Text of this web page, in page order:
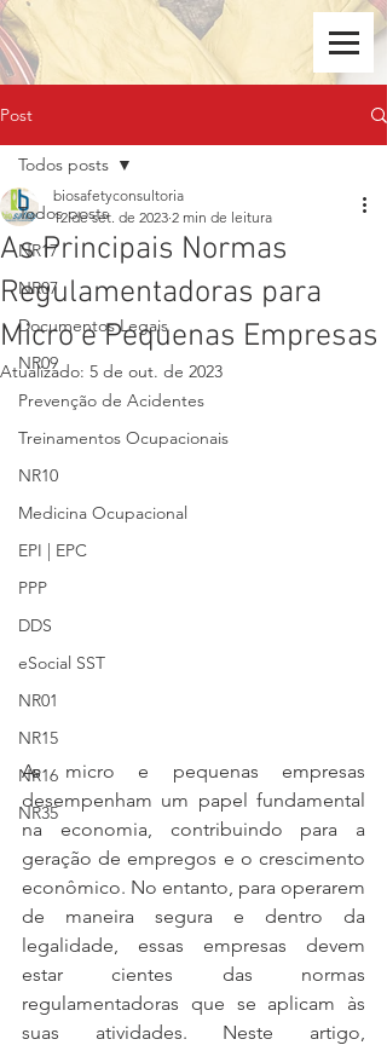
Post
Todos posts
NR17
NR07
Documentos Legais
NR09
Prevenção de Acidentes
Treinamentos Ocupacionais
NR10
Medicina Ocupacional
EPI | EPC
PPP
DDS
eSocial SST
NR01
NR15
NR16
NR35
Todos posts
As Principais Normas
Regulamentadoras para
Micro e Pequenas Empresas
biosafetyconsultoria
12 de set. de 2023 2 min de leitura
Atualizado: 5 de out. de 2023
As micro e pequenas empresas
desempenham um papel fundamental
na economia, contribuindo para a
geração de empregos e o crescimento
econômico. No entanto, para operarem
de maneira segura e dentro da
legalidade, essas empresas devem
estar cientes das normas
regulamentadoras que se aplicam às
suas atividades. Neste artigo,